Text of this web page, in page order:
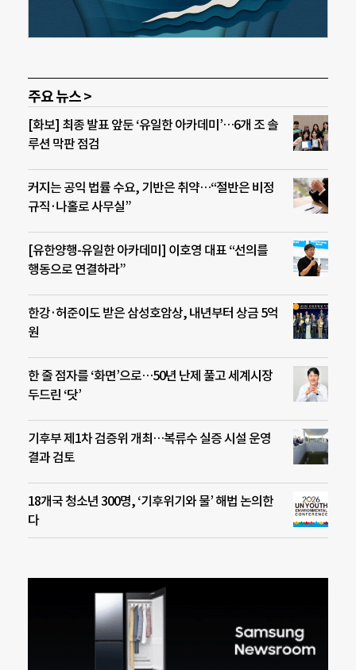
주요 뉴스 >
[화보] 최종 발표 앞둔 ‘유일한 아카데미’…6개 조 솔
루션 막판 점검
커지는 공익 법률 수요, 기반은 취약…“절반은 비정
규직·나홀로 사무실”
[유한양행-유일한 아카데미] 이호영 대표 “선의를
행동으로 연결하라”
한강·허준이도 받은 삼성호암상, 내년부터 상금 5억
원
한 줄 점자를 ‘화면’으로…50년 난제 풀고 세계시장
두드린 ‘닷’
기후부 제1차 검증위 개최…복류수 실증 시설 운영
결과 검토
18개국 청소년 300명, ‘기후위기와 물’ 해법 논의한
다